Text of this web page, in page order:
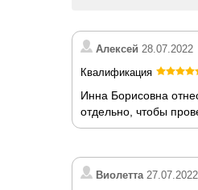
Алексей 28.07.2022
Квалификация
Инна Борисовна
отдельно, чтобы
Виолетта27.07.2022